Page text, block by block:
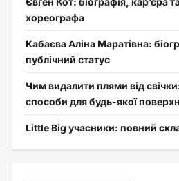
хореографа
Кабаєва Аліна Маратівна:
публічний статус
Чим видалити плями від
способи для будь-якої
Little Big учасники: повний